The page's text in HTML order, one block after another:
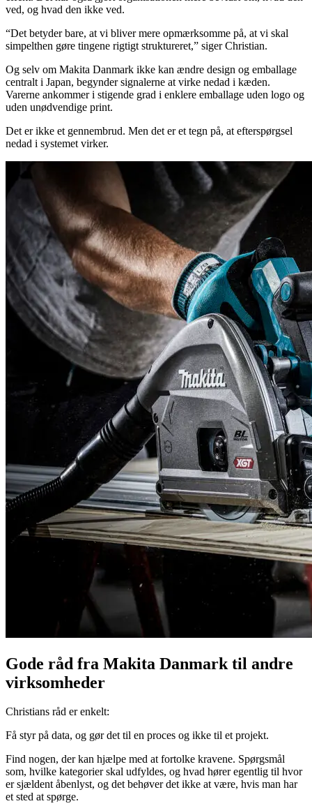
ved, og hvad den ikke ved.
“Det betyder bare, at vi bliver mere opmærksomme på, at vi skal
simpelthen gøre tingene rigtigt struktureret,” siger Christian.
Og selv om Makita Danmark ikke kan ændre design og emballage
centralt i Japan, begynder signalerne at virke nedad i kæden.
Varerne ankommer i stigende grad i enklere emballage uden logo og
uden unødvendige print.
Det er ikke et gennembrud. Men det er et tegn på, at efterspørgsel
nedad i systemet virker.
Gode råd fra Makita Danmark til andre
virksomheder
Christians råd er enkelt:
Få styr på data, og gør det til en proces og ikke til et projekt.
Find nogen, der kan hjælpe med at fortolke kravene. Spørgsmål
som, hvilke kategorier skal udfyldes, og hvad hører egentlig til hvor
er sjældent åbenlyst, og det behøver det ikke at være, hvis man har
et sted at spørge.